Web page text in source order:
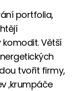
portfolia,
Větší
tvořit firmy,
‚krumpáče